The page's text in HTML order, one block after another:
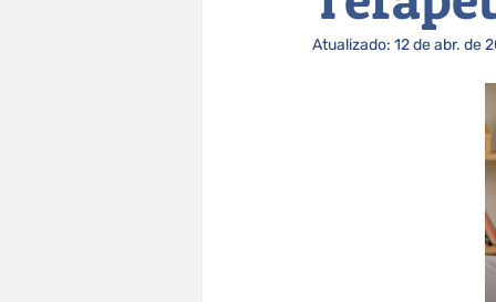
Atualizado: 12 de abr. de